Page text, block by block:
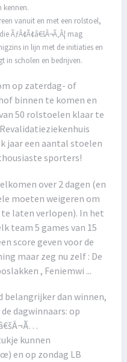
kennen.
vanuit en met een rolstoel,
ÃƒÂ¢Ã¢â€šÂ¬Ã‚Â¦ mag
in lijn met de initiaties en
in scholen en bedrijven.
op zaterdag- of
binnen te komen en
50 rolstoelen klaar te
jaar een aantal stoelen
sporters!
over 2 dagen (en
moeten weigeren om
laten verlopen). In het
team 5 games van 15
score geven voor de
maar zeg nu zelf : De
, Feniemwi ...
belangrijker dan winnen,
dagwinnaars: op
kunnen
en op zondag LB